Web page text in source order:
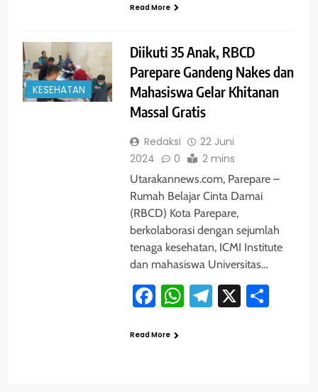
Read More
KESEHATAN
Diikuti 35 Anak, RBCD
Parepare Gandeng Nakes dan
Mahasiswa Gelar Khitanan
Massal Gratis
Redaksi
22 Juni
2024
0 2 mins
Utarakannews.com, Parepare –
Rumah Belajar Cinta Damai
(RBCD) Kota Parepare,
berkolaborasi dengan sejumlah
tenaga kesehatan, ICMI Institute
dan mahasiswa Universitas…
Facebook
WhatsApp
Telegram
X
Read More